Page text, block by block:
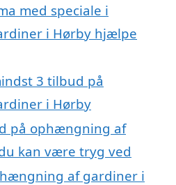
med speciale i
i Hørby hjælpe
3 tilbud på
i Hørby
på ophængning af
kan være tryg ved
af gardiner i